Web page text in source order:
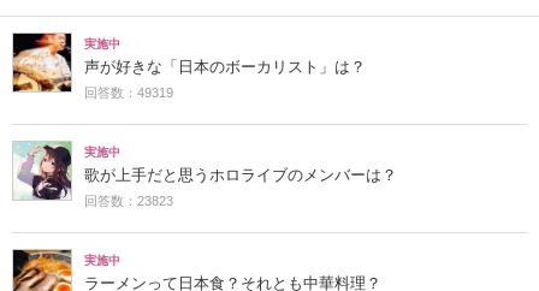
実施中
声が好きな「日本のボーカリスト」は？
回答数：49319
実施中
歌が上手だと思うホロライブのメンバーは？
回答数：23823
実施中
ラーメンって日本食？それとも中華料理？